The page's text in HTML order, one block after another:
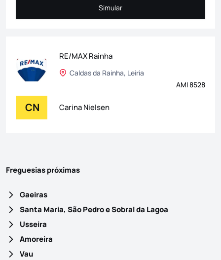
Simular
Simular
RE/MAX Rainha
Caldas da Rainha, Leiria
AMI 8528
CN Carina Nielsen
Freguesias próximas
Gaeiras
Santa Maria, São Pedro e Sobral da Lagoa
Usseira
Amoreira
Vau